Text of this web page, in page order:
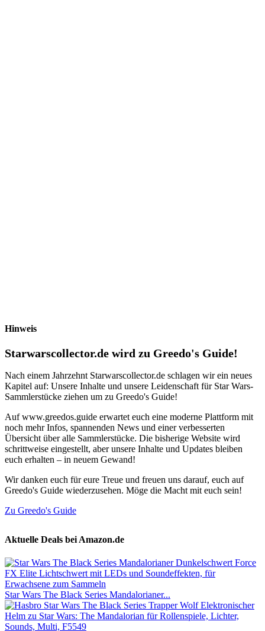
Hinweis
Starwarscollector.de wird zu Greedo's Guide!
Nach einem Jahrzehnt Starwarscollector.de schlagen wir ein neues
Kapitel auf: Unsere Inhalte und unsere Leidenschaft für Star Wars-
Sammlerstücke ziehen um zu Greedo's Guide!
Auf www.greedos.guide erwartet euch eine moderne Plattform mit
noch mehr Infos, spannenden News und einer verbesserten
Übersicht über alle Sammlerstücke. Die bisherige Website wird
schrittweise eingestellt, aber unsere Inhalte und Updates bleiben
euch erhalten – in neuem Gewand!
Wir danken euch für eure Treue und freuen uns darauf, euch auf
Greedo's Guide wiederzusehen. Möge die Macht mit euch sein!
Zu Greedo's Guide
Aktuelle Deals bei Amazon.de
Star Wars The Black Series Mandalorianer...